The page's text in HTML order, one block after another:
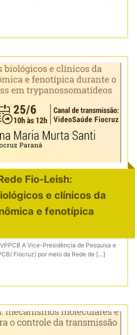
Fio-Leish:
e clínicos da
e fenotípica
A Vice-Presidência de Pesquisa e
Fiocruz) por meio da Rede de […]